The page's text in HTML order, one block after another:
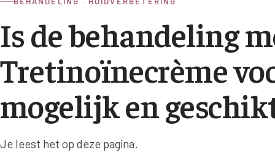
Wenkbrauwen
Kraaienpootjes
Hangende oogleden
Donkere kringen onder de
ogen
Is de behandeling
Tretinoïnecrème
mogelijk en
Je leest het op deze pagina.